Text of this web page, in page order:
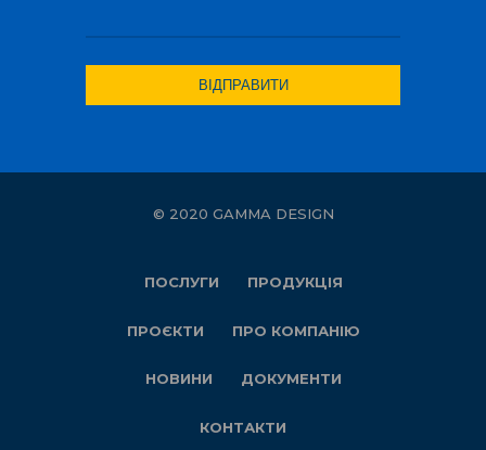
© 2020 GAMMA DESIGN
ПОСЛУГИ ПРОДУКЦІЯ
ПРОЄКТИ ПРО КОМПАНІЮ
НОВИНИ ДОКУМЕНТИ
КОНТАКТИ